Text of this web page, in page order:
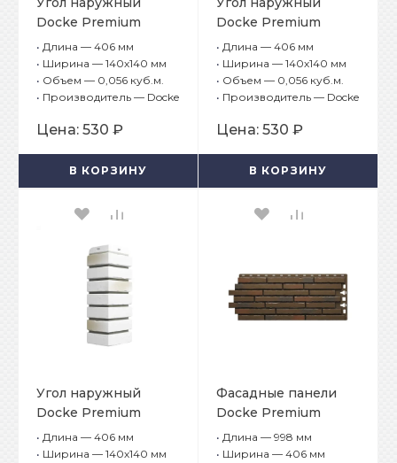
Docke Premium
Klinker Калахари
• Длина — 406 мм
• Ширина — 140х140 мм
• Объем — 0,056 куб.м.
• Производитель — Docke
Цена: 530 ₽
В КОРЗИНУ
Docke Premium
Klinker Сахара
• Длина — 406 мм
• Ширина — 140х140 мм
• Объем — 0,056 куб.м.
• Производитель — Docke
Цена: 530 ₽
В КОРЗИНУ
Угол наружный
Docke Premium
Klinker Монте
• Длина — 406 мм
• Ширина — 140х140 мм
Фасадные панели
Docke Premium
Klinker Калахари
• Длина — 998 мм
• Ширина — 406 мм